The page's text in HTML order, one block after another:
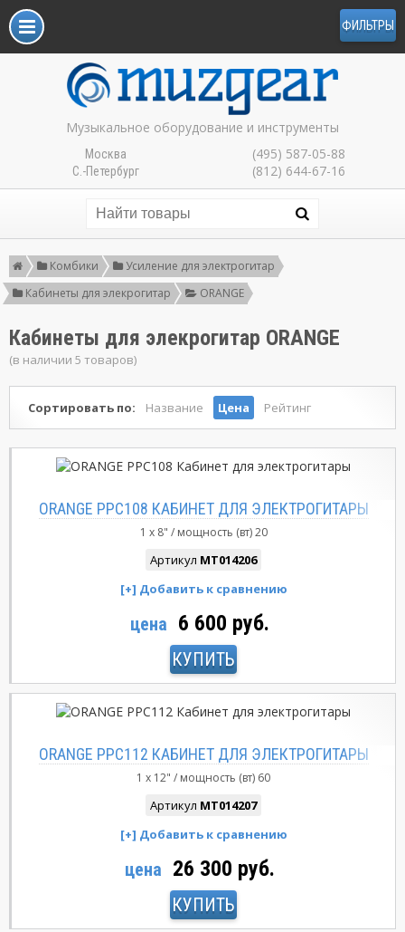
ФИЛЬТРЫ
Музыкальное оборудование и инструменты
Москва (495) 587-05-88
С.-Петербург (812) 644-67-16
Комбики
Усиление для электрогитар
Кабинеты для элекрогитар
ORANGE
Кабинеты для элекрогитар ORANGE
(в наличии 5 товаров)
Сортировать по: Название Цена Рейтинг
ORANGE PPC108 КАБИНЕТ ДЛЯ ЭЛЕКТРОГИТАРЫ
1 x 8" мощность (вт)20
Артикул MT014206
цена 6 600 руб.
КУПИТЬ
ORANGE PPC112 КАБИНЕТ ДЛЯ ЭЛЕКТРОГИТАРЫ
1 x 12" мощность (вт) 60
Артикул MT014207
цена 26 300 руб.
КУПИТЬ